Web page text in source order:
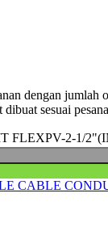
dengan jumlah
sesuai
FLEXPV-2-1/
CABLE